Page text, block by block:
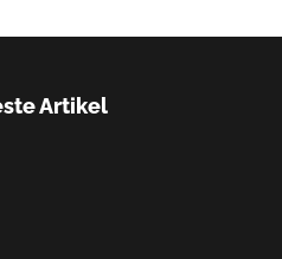
Artikel